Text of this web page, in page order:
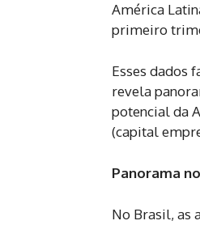
América
primeiro
Esses dados
revela
potencial da
(capital
Panorama
No Brasil, as